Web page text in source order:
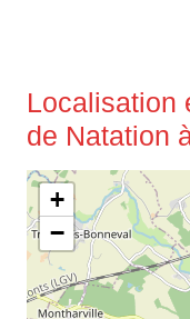
Localisation
de Natation
+
−